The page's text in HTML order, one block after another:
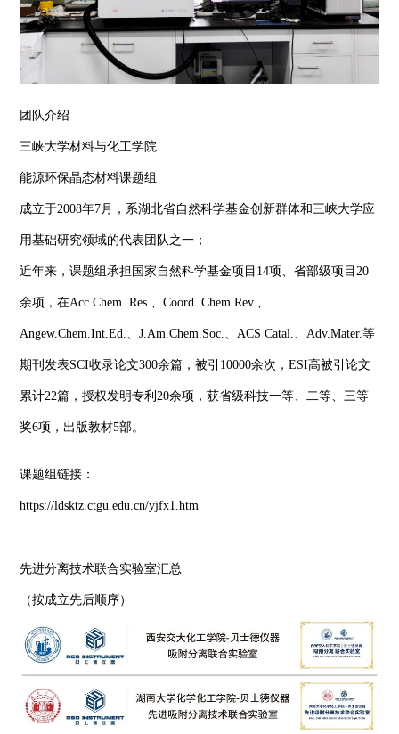
团队介绍
三峡大学材料与化工学院
能源环保晶态材料课题组
成立于2008年7月，系湖北省自然科学基金创新群体和三峡大学应
用基础研究领域的代表团队之一；
近年来，课题组承担国家自然科学基金项目14项、省部级项目20
余项，在Acc.Chem. Res.、Coord. Chem.Rev.、
Angew.Chem.Int.Ed.、J.Am.Chem.Soc.、ACS Catal.、Adv.Mater.等
期刊发表SCI收录论文300余篇，被引10000余次，ESI高被引论文
累计22篇，授权发明专利20余项，获省级科技一等、二等、三等
奖6项，出版教材5部。
课题组链接：
https://ldsktz.ctgu.edu.cn/yjfx1.htm
先进分离技术联合实验室汇总
（按成立先后顺序）